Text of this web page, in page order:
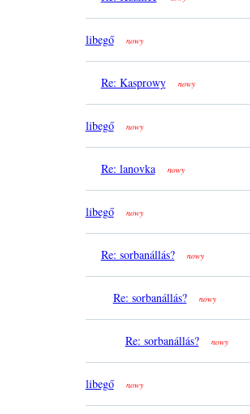
libegő nowy
Re: Kasprowy nowy
libegő nowy
Re: lanovka nowy
libegő nowy
Re: sorbanállás? nowy
Re: sorbanállás? nowy
Re: sorbanállás? nowy
libegő nowy